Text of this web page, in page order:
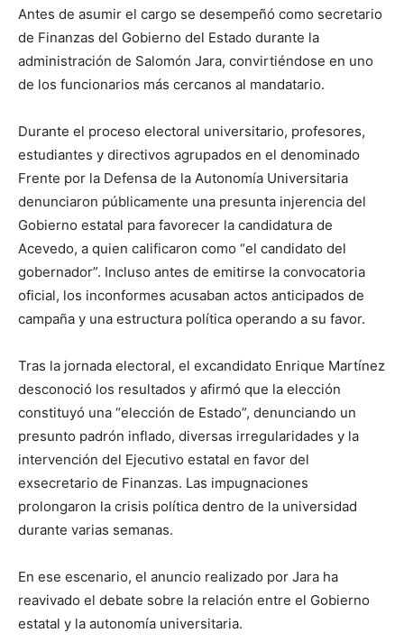
Antes de asumir el cargo se desempeñó como secretario
de Finanzas del Gobierno del Estado durante la
administración de Salomón Jara, convirtiéndose en uno
de los funcionarios más cercanos al mandatario.
Durante el proceso electoral universitario, profesores,
estudiantes y directivos agrupados en el denominado
Frente por la Defensa de la Autonomía Universitaria
denunciaron públicamente una presunta injerencia del
Gobierno estatal para favorecer la candidatura de
Acevedo, a quien calificaron como “el candidato del
gobernador”. Incluso antes de emitirse la convocatoria
oficial, los inconformes acusaban actos anticipados de
campaña y una estructura política operando a su favor.
Tras la jornada electoral, el excandidato Enrique Martínez
desconoció los resultados y afirmó que la elección
constituyó una “elección de Estado”, denunciando un
presunto padrón inflado, diversas irregularidades y la
intervención del Ejecutivo estatal en favor del
exsecretario de Finanzas. Las impugnaciones
prolongaron la crisis política dentro de la universidad
durante varias semanas.
En ese escenario, el anuncio realizado por Jara ha
reavivado el debate sobre la relación entre el Gobierno
estatal y la autonomía universitaria.